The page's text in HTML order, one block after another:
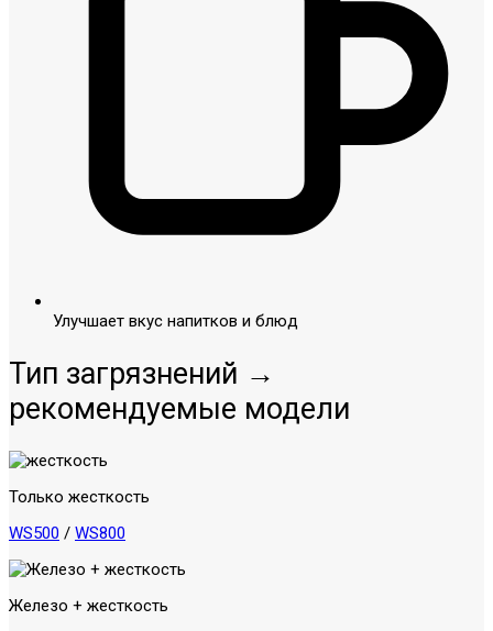
Улучшает вкус напитков и блюд
Тип загрязнений →
рекомендуемые модели
Только жесткость
WS500 / WS800
Железо + жесткость